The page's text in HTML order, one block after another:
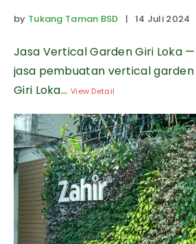
by Tukang Taman BSD | 14 Juli 2024
Jasa Vertical Garden Giri Loka
jasa pembuatan vertical
Giri Loka... View Detail